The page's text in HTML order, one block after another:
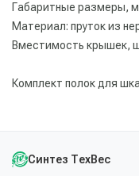
Габаритные размеры,
Материал: пруток из
Вместимость крышек,
Комплект полок для
Синтез ТехВес